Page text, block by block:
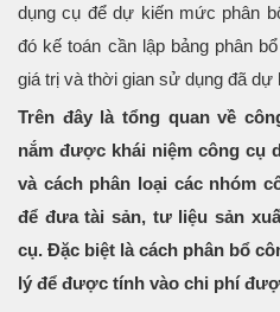
dụng cụ để dự kiến mức phân
đó kế toán cần lập bảng phân
giá trị và thời gian sử dụng đã dự
Trên đây là tổng quan về
nắm được khái niệm công cụ
và cách phân loại các nhóm
để đưa tài sản, tư liệu sản
cụ. Đặc biệt là cách phân bổ
lý để được tính vào chi phí